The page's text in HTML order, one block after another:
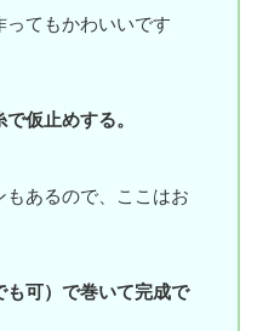
ってもかわいいです
仮止めする。
もあるので、ここはお
可）で巻いて完成で